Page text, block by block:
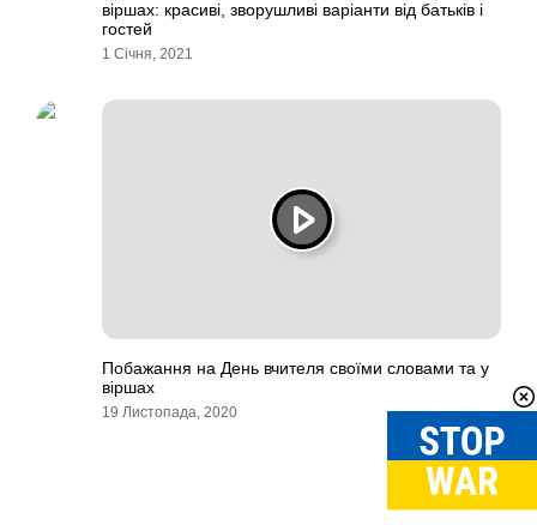
віршах: красиві, зворушливі варіанти від батьків і
гостей
1 Січня, 2021
Побажання на День вчителя своїми словами та у
віршах
19 Листопада, 2020